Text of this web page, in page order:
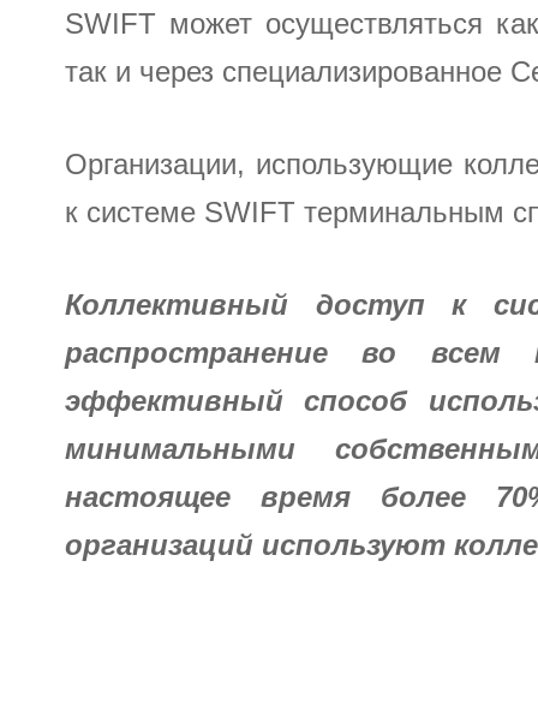
SWIFT может осуществляться
так и через специализированное
Организации, использующие
к системе SWIFT терминальным
Коллективный доступ к
распространение во всем
эффективный способ
минимальными
настоящее время более
организаций используют